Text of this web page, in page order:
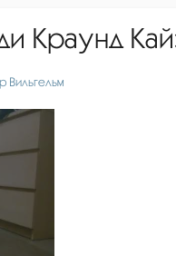
Краунд
Вильгельм